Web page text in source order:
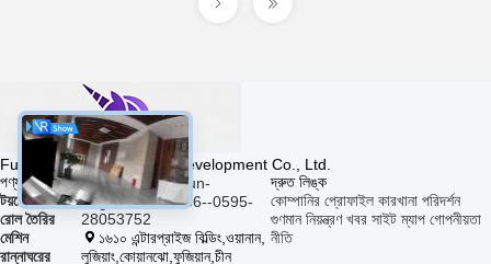
Fujian Xinyun Machinery Development Co., Ltd.
পণ্য
টয়লেট পেপার
রোল তৈরির
মেশিন
রান্নাঘরের
sunny@xinyun-
engine.com
86--0595-
28053752
১৬১০ এন্টারপ্রাইজ বিল্ডিং,ওয়ানান,
লুজিয়াং,কোয়ানঝো,ফুজিয়ান,চীন
দ্রুত লিঙ্ক
কোম্পানির প্রোফাইল কারখানা পরিদর্শন
গুণমান নিয়ন্ত্রণ খবর সাইট ম্যাপ গোপনীয়তা
নীতি